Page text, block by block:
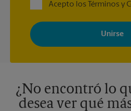
Acepto los Términos y
Al registrarse, acepta recibir correos
Store con noticias, ofertas especiales,
adaptados a sus intereses. Puede
momento. Para más información,
¿No encontró lo
desea ver qué